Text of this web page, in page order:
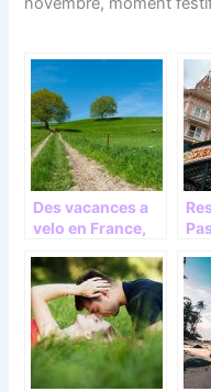
Des vacances a
velo en France,
pourquoi pas ?
un